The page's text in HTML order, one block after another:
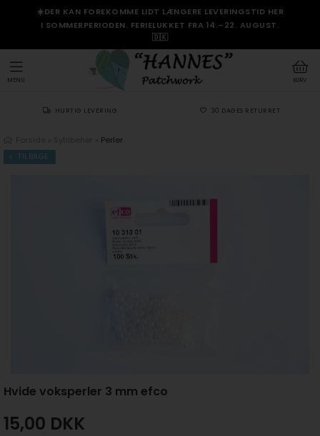
☀️DER KAN FOREKOMME LIDT LÆNGERE LEVERINGSTID HER
I SOMMERPERIODEN. FERIELUKKET FRA 14.–22. AUGUST.
🇩🇰
KURV
MENU
HURTIG LEVERING 30 DAGES RETURRET
Perler
TILBAGE
Hvide voksperler 3 mm efco
15,00 DKK